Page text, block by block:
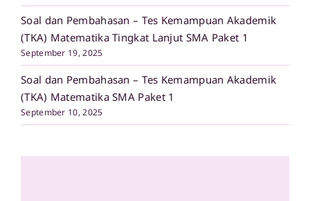
Soal dan Pembahasan – Tes Kemampuan Akademik
(TKA) Matematika Tingkat Lanjut SMA Paket 1
September 19, 2025
Soal dan Pembahasan – Tes Kemampuan Akademik
(TKA) Matematika SMA Paket 1
September 10, 2025